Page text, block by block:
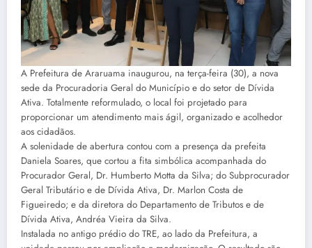
A Prefeitura de Araruama inaugurou, na terça-feira (30), a nova
sede da Procuradoria Geral do Município e do setor de Dívida
Ativa. Totalmente reformulado, o local foi projetado para
proporcionar um atendimento mais ágil, organizado e acolhedor
aos cidadãos.
A solenidade de abertura contou com a presença da prefeita
Daniela Soares, que cortou a fita simbólica acompanhada do
Procurador Geral, Dr. Humberto Motta da Silva; do Subprocurador
Geral Tributário e de Dívida Ativa, Dr. Marlon Costa de
Figueiredo; e da diretora do Departamento de Tributos e de
Dívida Ativa, Andréa Vieira da Silva.
Instalada no antigo prédio do TRE, ao lado da Prefeitura, a